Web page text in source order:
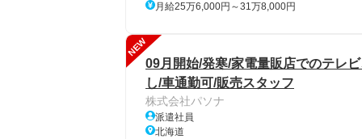
月給25万6,000円～31万8,000円
NEW
09月開始/発寒/家電量販店でのテレ
し/車通勤可/販売スタッフ
株式会社パソナ
派遣社員
北海道